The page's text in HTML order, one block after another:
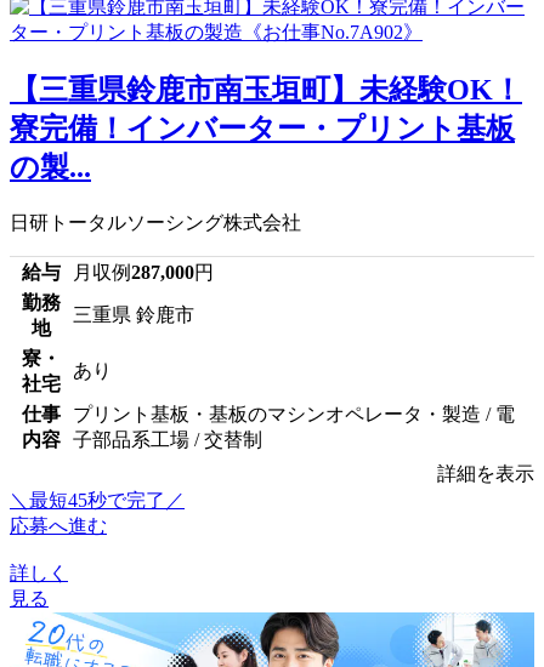
【三重県鈴鹿市南玉垣町】未経験OK！
寮完備！インバーター・プリント基板
の製...
日研トータルソーシング株式会社
給与 月収例287,000円
勤務
地
三重県 鈴鹿市
寮・
社宅
あり
仕事
内容
プリント基板・基板のマシンオペレータ・製造 / 電
子部品系工場 / 交替制
詳細を表示
＼最短45秒で完了／
応募へ進む
詳しく
見る